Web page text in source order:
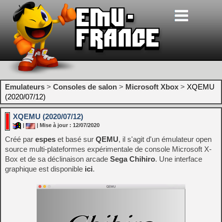
Emulateurs > Consoles de salon > Microsoft Xbox > XQEMU
(2020/07/12)
XQEMU (2020/07/12)
| Mise à jour : 12/07/2020
Créé par espes et basé sur QEMU, il s'agit d'un émulateur open
source multi-plateformes expérimentale de console Microsoft X-
Box et de sa déclinaison arcade Sega Chihiro. Une interface
graphique est disponible ici.